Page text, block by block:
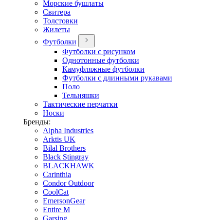
Морские бушлаты
Свитера
Толстовки
Жилеты
Футболки
Футболки с рисунком
Однотонные футболки
Камуфляжные футболки
Футболки с длинными рукавами
Поло
Тельняшки
Тактические перчатки
Носки
Бренды:
Alpha Industries
Arktis UK
Bilal Brothers
Black Stingray
BLACKHAWK
Carinthia
Condor Outdoor
CoolCat
EmersonGear
Entire M
Garsing